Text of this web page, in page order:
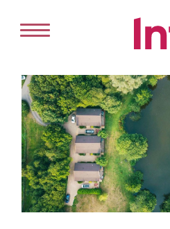
HOME
VERKAUF
VERMIETUNG